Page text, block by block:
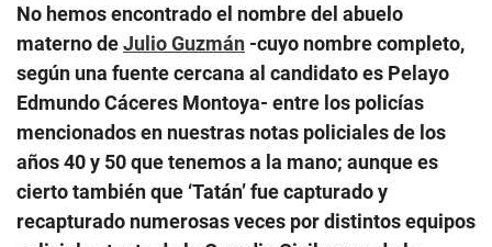
No hemos encontrado el nombre del abuelo
materno deJulio Guzmán -cuyo nombre completo,
según una fuente cercana al candidato es Pelayo
Edmundo Cáceres Montoya- entre los policías
mencionados en nuestras notas policiales de los
años 40 y 50 que tenemos a la mano; aunque es
cierto también que ‘Tatán’ fue capturado y
recapturado numerosas veces por distintos equipos